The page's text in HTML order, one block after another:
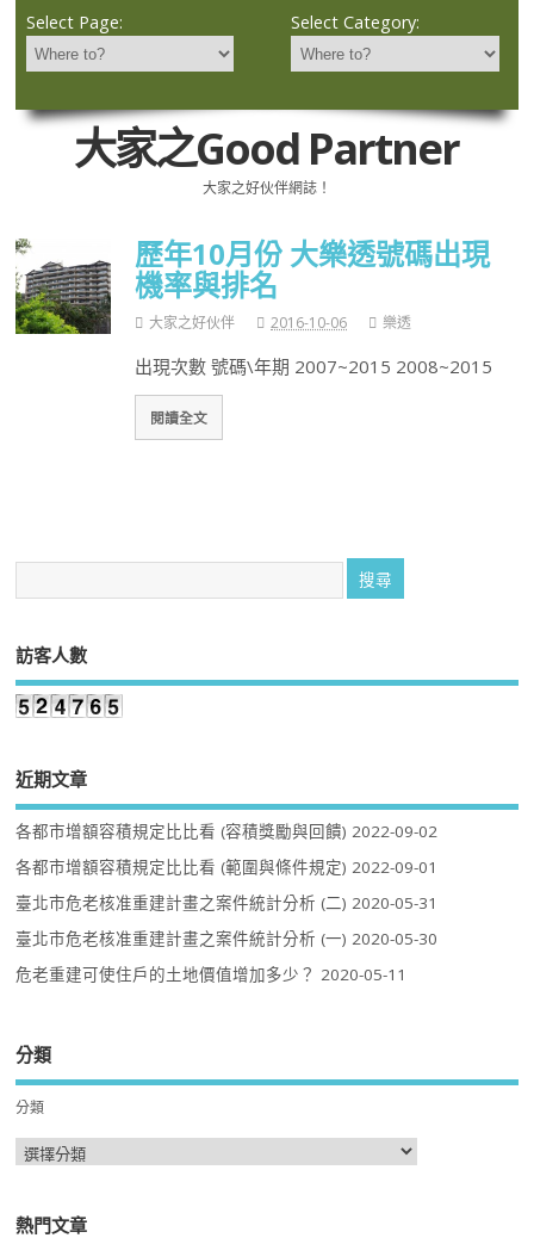
Select Page: Select Category:
大家之Good Partner
大家之好伙伴網誌！
歷年10月份 大樂透號碼出現
機率與排名
大家之好伙伴 2016-10-06 樂透
出現次數 號碼\年期 2007~2015 2008~2015
閱讀全文
訪客人數
近期文章
各都市增額容積規定比比看 (容積獎勵與回饋) 2022-09-02
各都市增額容積規定比比看 (範圍與條件規定) 2022-09-01
臺北市危老核准重建計畫之案件統計分析 (二) 2020-05-31
臺北市危老核准重建計畫之案件統計分析 (一) 2020-05-30
危老重建可使住戶的土地價值增加多少？ 2020-05-11
分類
分類
熱門文章